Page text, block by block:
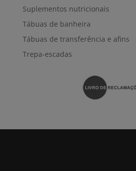
Suplementos nutricionais
Tábuas de banheira
Tábuas de transferência e afins
Trepa-escadas